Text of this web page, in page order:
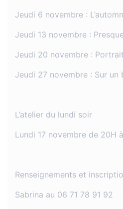
Jeudi 6 novembre :
Jeudi 13 novembre :
Jeudi 20 novembre : Portrait
Jeudi 27 novembre : Sur un
L’atelier du lundi soir
Lundi 17 novembre de 20H
Renseignements et
Sabrina au 06 71 78 91 92